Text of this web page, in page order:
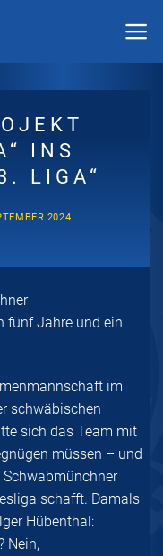
INS
LIGA“
2024
fünf Jahre und ein
im
schwäbischen
sich das Team mit
müssen – und
schafft. Damals
Hübenthal:
Nein,